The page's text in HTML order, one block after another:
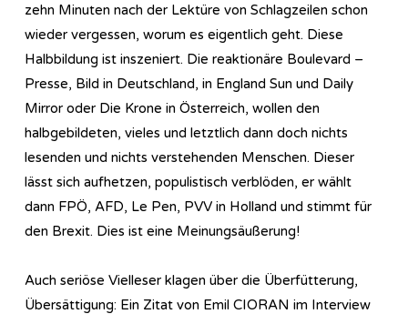
zehn Minuten nach der Lektüre von Schlagzeilen schon
wieder vergessen, worum es eigentlich geht. Diese
Halbbildung ist inszeniert. Die reaktionäre Boulevard –
Presse, Bild in Deutschland, in England Sun und Daily
Mirror oder Die Krone in Österreich, wollen den
halbgebildeten, vieles und letztlich dann doch nichts
lesenden und nichts verstehenden Menschen. Dieser
lässt sich aufhetzen, populistisch verblöden, er wählt
dann FPÖ, AFD, Le Pen, PVV in Holland und stimmt für
den Brexit. Dies ist eine Meinungsäußerung!
Auch seriöse Vielleser klagen über die Überfütterung,
Übersättigung: Ein Zitat von Emil CIORAN im Interview